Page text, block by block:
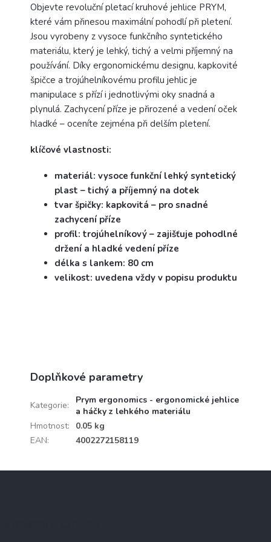
Objevte revoluční pletací kruhové jehlice PRYM,
které vám přinesou maximální pohodlí při pletení.
Jsou vyrobeny z vysoce funkčního syntetického
materiálu, který je lehký, tichý a velmi příjemný na
používání. Díky ergonomickému designu, kapkovité
špičce a trojúhelníkovému profilu jehlic je
manipulace s přízí i jednotlivými oky snadná a
plynulá. Zachycení příze je přirozené a vedení oček
hladké – oceníte zejména při delším pletení.
klíčové vlastnosti:
materiál: vysoce funkční lehký syntetický
plast – tichý a příjemný na dotek
tvar špičky: kapkovitá – pro snadné
zachycení příze
profil: trojúhelníkový – zajišťuje pohodlné
držení a hladké vedení příze
délka s lankem: 80 cm
velikost: uvedena vždy v popisu produktu
Doplňkové parametry
Kategorie:
Prym ergonomics - ergonomické jehlice
a háčky z lehkého materiálu
Hmotnost:
0.05 kg
EAN: 4002272158119